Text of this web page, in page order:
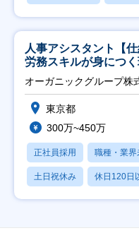
人事アシスタント【
労務スキルが身につ
会社】
オーガニックグループ株
東京都
300万~450万
正社員採用 職種・業界
土日祝休み 休日120日